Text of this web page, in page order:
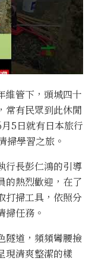
維管下，頭城四十
常有民眾到此休閒
5日就有日本旅行
掃學習之旅。
行長彭仁鴻的引導
的熱烈歡迎，在了
打掃工具，依照分
掃任務。
隧道，頻頻彎腰撿
現清爽整潔的樣